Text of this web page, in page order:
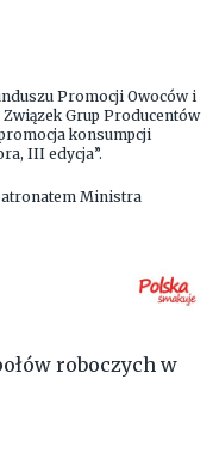
Promocji Owoców i
Grup Producentów
konsumpcji
III edycja”.
Ministra
roboczych w